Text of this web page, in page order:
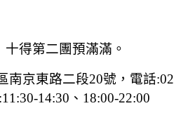
得第二團預滿滿。
南京東路二段20號，電話:02
14:30、18:00-22:00